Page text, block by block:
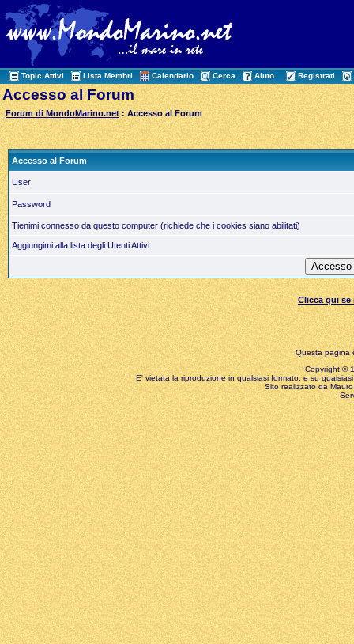
Topic Attivi Lista Membri Calendario Cerca Aiuto Registrati
Accesso al Forum
Forum di MondoMarino.net : Accesso al Forum
Accesso al Forum
User
Password
Tienimi connesso da questo computer (richiede che i cookies siano abilitati)
Aggiungimi alla lista degli Utenti Attivi
Clicca qui se
Questa pagina
Copyright ©
E' vietata la riproduzione in qualsiasi formato, e su
Sito realizzato da